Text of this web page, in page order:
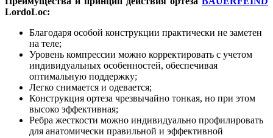
LordoLoc:
Благодаря особой конструкции практически не заметен
на теле;
Уровень компрессии можно корректировать с учетом
индивидуальных особенностей, обеспечивая
оптимальную поддержку;
Легко снимается и одевается;
Конструкция ортеза чрезвычайно тонкая, но при этом
высоко эффективная;
Ребра жесткости можно индивидуально профилировать
для анатомически правильной и эффективной